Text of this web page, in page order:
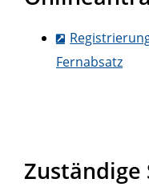
Fernabsatz
Zuständige